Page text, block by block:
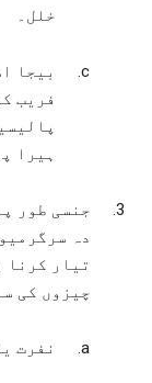
خلل۔
بیجا
فریب
ہیرا
جنسی طور
دہ
تیار کرنا
چیزوں کی
نفرت